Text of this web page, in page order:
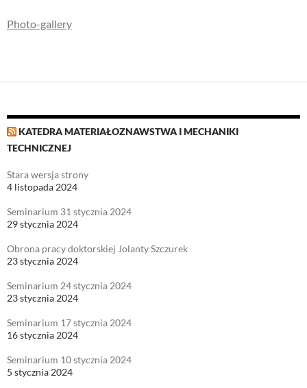
Photo-gallery
KATEDRA MATERIAŁOZNAWSTWA I MECHANIKI
TECHNICZNEJ
Stara wersja strony
4 listopada 2024
Seminarium 31 stycznia 2024
29 stycznia 2024
Obrona pracy doktorskiej Jolanty Szczurek
23 stycznia 2024
Seminarium 24 stycznia 2024
23 stycznia 2024
Seminarium 17 stycznia 2024
16 stycznia 2024
Seminarium 10 stycznia 2024
5 stycznia 2024